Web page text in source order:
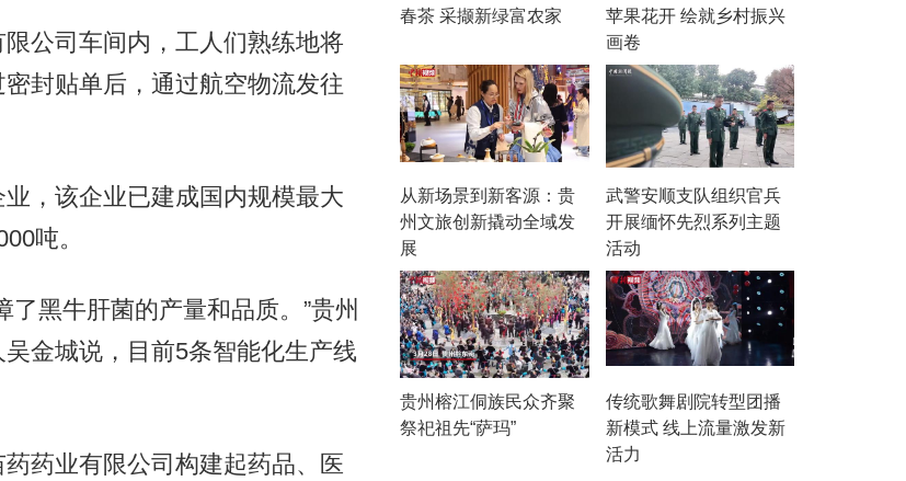
公司车间内，工人们熟练地将
封贴单后，通过航空物流发往
，该企业已建成国内规模最大
吨。
黑牛肝菌的产量和品质。”贵州
金城说，目前5条智能化生产线
药业有限公司构建起药品、医
春茶 采撷新绿富农家
苹果花开 绘就乡村振兴
画卷
从新场景到新客源：贵
州文旅创新撬动全域发
展
武警安顺支队组织官兵
开展缅怀先烈系列主题
活动
贵州榕江侗族民众齐聚
祭祀祖先“萨玛”
传统歌舞剧院转型团播
新模式 线上流量激发新
活力